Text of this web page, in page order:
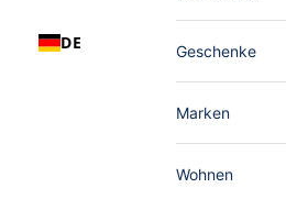
DE Geschenke
Marken
Wohnen